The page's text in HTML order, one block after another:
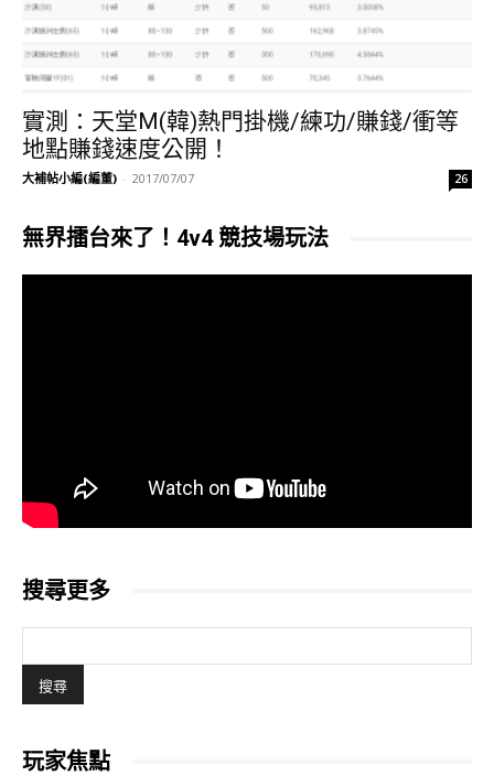
實測：天堂M(韓)熱門掛機/練功/賺錢/衝等
地點賺錢速度公開！
大補帖小編(編董) - 2017/07/07 26
無界擂台來了！4v4 競技場玩法
搜尋更多
玩家焦點